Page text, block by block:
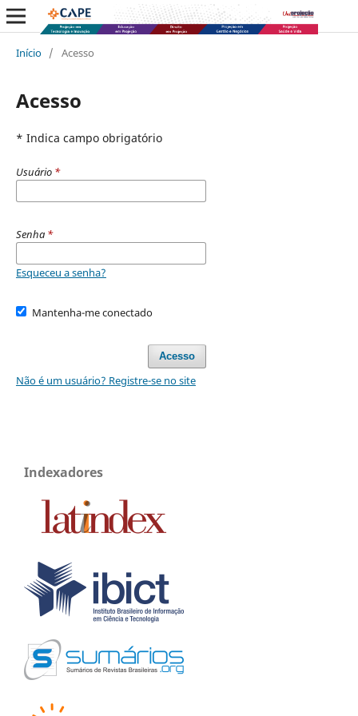
Início / Acesso
Acesso
* Indica campo obrigatório
Usuário *
Senha *
Esqueceu a senha?
Mantenha-me conectado
Acesso
Não é um usuário? Registre-se no site
Indexadores